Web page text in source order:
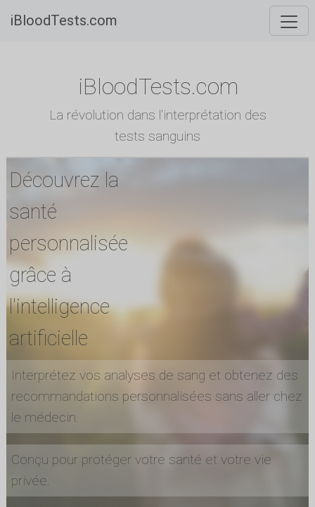
iBloodTests.com
iBloodTests.com
La révolution dans l'interprétation des
tests sanguins
Découvrez la
santé
personnalisée
grâce à
l'intelligence
artificielle
Interprétez vos analyses de sang et obtenez des
recommandations personnalisées sans aller chez
le médecin.
Conçu pour protéger votre santé et votre vie
privée.